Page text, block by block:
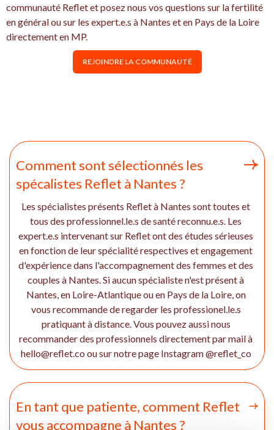
communauté Reflet et posez nous vos questions sur la fertilité
en général ou sur les expert.e.s à Nantes et en Pays de la Loire
directement en MP.
REJOINDRE LA COMMUNAUTÉ
Comment sont sélectionnés les
spécalistes Reflet à Nantes ?
Les spécialistes présents Reflet à Nantes sont toutes et
tous des professionnel.le.s de santé reconnu.e.s. Les
expert.e.s intervenant sur Reflet ont des études sérieuses
en fonction de leur spécialité respectives et engagement
d'expérience dans l'accompagnement des femmes et des
couples à Nantes. Si aucun spécialiste n'est présent à
Nantes, en Loire-Atlantique ou en Pays de la Loire, on
vous recommande de regarder les professionel.le.s
pratiquant à distance. Vous pouvez aussi nous
recommander des professionnels directement par mail à
hello@reflet.co ou sur notre page Instagram @reflet_co
En tant que patiente, comment Reflet
vous accompagne à Nantes ?